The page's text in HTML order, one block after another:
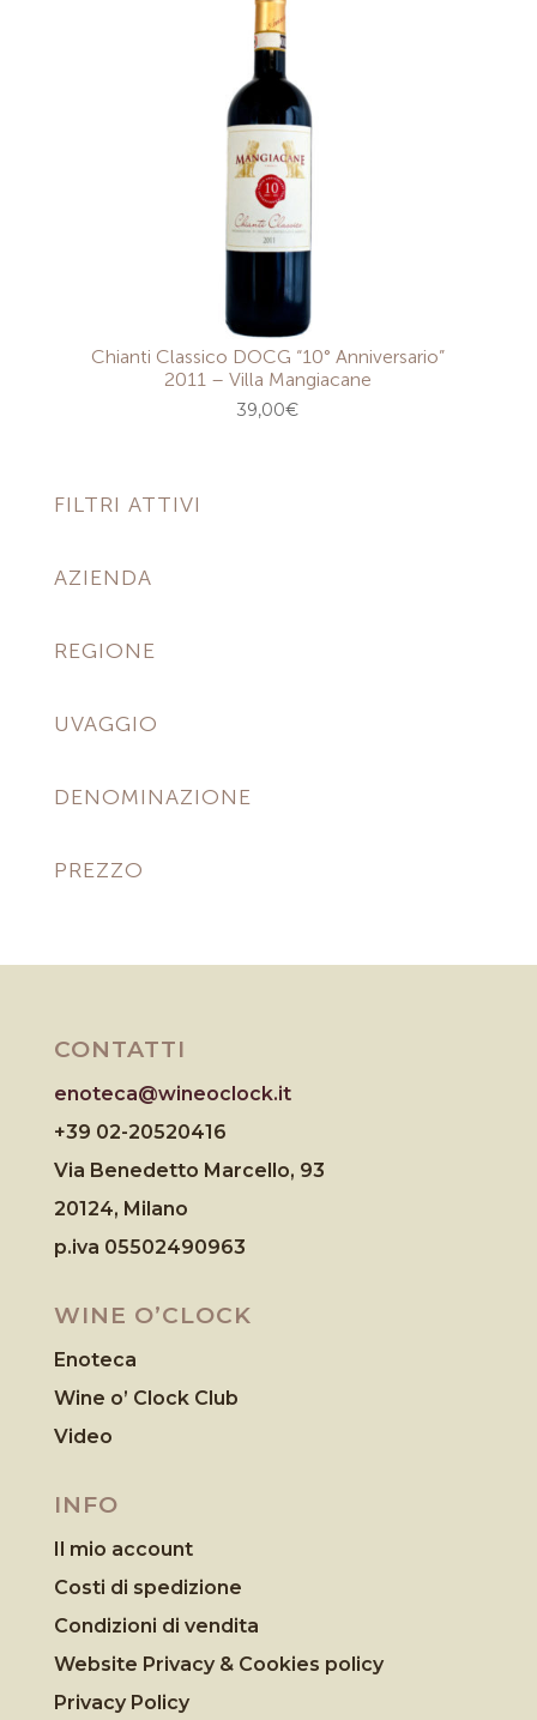
Chianti Classico DOCG “10° Anniversario”
2011 – Villa Mangiacane
39,00€
FILTRI ATTIVI
AZIENDA
REGIONE
UVAGGIO
DENOMINAZIONE
PREZZO
CONTATTI
enoteca@wineoclock.it
+39 02-20520416
Via Benedetto Marcello, 93
20124, Milano
p.iva 05502490963
WINE O’CLOCK
Enoteca
Wine o’ Clock Club
Video
INFO
Il mio account
Costi di spedizione
Condizioni di vendita
Website Privacy & Cookies policy
Privacy Policy